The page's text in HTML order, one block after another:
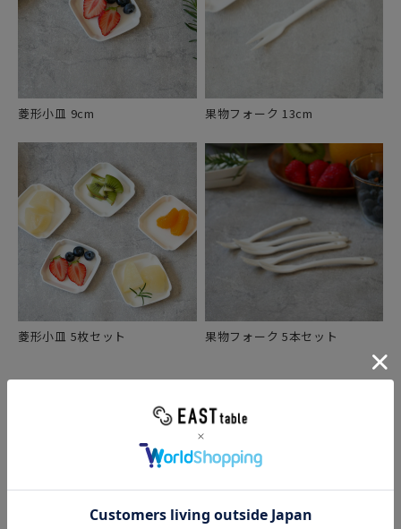
菱形小皿 9cm 果物フォーク 13cm
菱形小皿 5枚セット 果物フォーク 5本セット
フルーツやケーキ、洋菓子などのデザートにピッタリのフォー
こちらは便利な5本セット。家族用を揃えておいたり、おもてなし